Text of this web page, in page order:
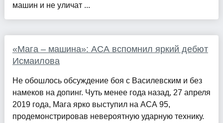
машин и не уличат ...
«Мага – машина»: АСА вспомнил яркий дебют
Исмаилова
Не обошлось обсуждение боя с Василевским и без
намеков на допинг. Чуть менее года назад, 27 апреля
2019 года, Мага ярко выступил на АСА 95,
продемонстрировав невероятную ударную технику.